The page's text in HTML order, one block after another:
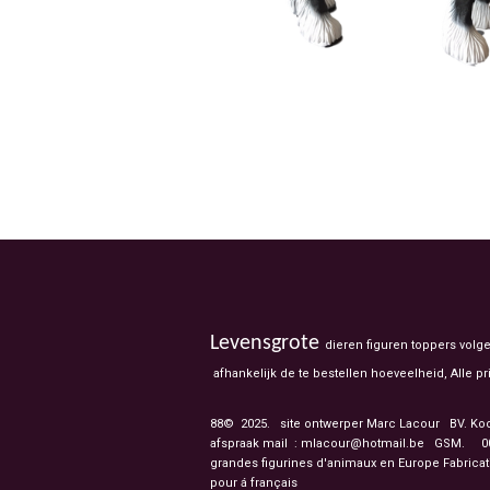
Levensgrote dieren figuren toppers
afhankelijk de te bestellen hoeveelheid, Alle
88© 2025. site ontwerper Marc Lacour BV.
afspraak mail : mlacour@hotmail.be GSM.
grandes figurines
pour á français